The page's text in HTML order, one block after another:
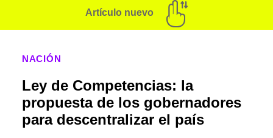
Artículo nuevo
NACIÓN
Ley de Competencias: la
propuesta de los gobernadores
para descentralizar el país